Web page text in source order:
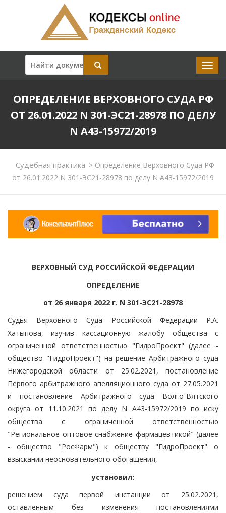
ОПРЕДЕЛЕНИЕ ВЕРХОВНОГО СУДА РФ
ОТ 26.01.2022 N 301-ЭС21-28978 ПО ДЕЛУ
N А43-15972/2019
Судебная практика >Определение Верховного Суда РФ
от 26.01.2022 N 301-ЭС21-28978 по делу N А43-15972/2019
ВЕРХОВНЫЙ СУД РОССИЙСКОЙ ФЕДЕРАЦИИ
ОПРЕДЕЛЕНИЕ
от 26 января 2022 г. N 301-ЭС21-28978
Судья Верховного Суда Российской Федерации Р.А.
Хатыпова, изучив кассационную жалобу общества с
ограниченной ответственностью "ГидроПроект" (далее -
общество "ГидроПроект") на решение Арбитражного суда
Нижегородской области от 25.02.2021, постановление
Первого арбитражного апелляционного суда от 27.05.2021
и постановление Арбитражного суда Волго-Вятского
округа от 11.10.2021 по делу N А43-15972/2019 по иску
общества с ограниченной ответственностью
"Региональное оптовое снабжение фармацевтикой" (далее
- общество "РосФарм") к обществу "ГидроПроект" о
взыскании неосновательного обогащения,
установил:
решением суда первой инстанции от 25.02.2021,
оставленным без изменения постановлениями